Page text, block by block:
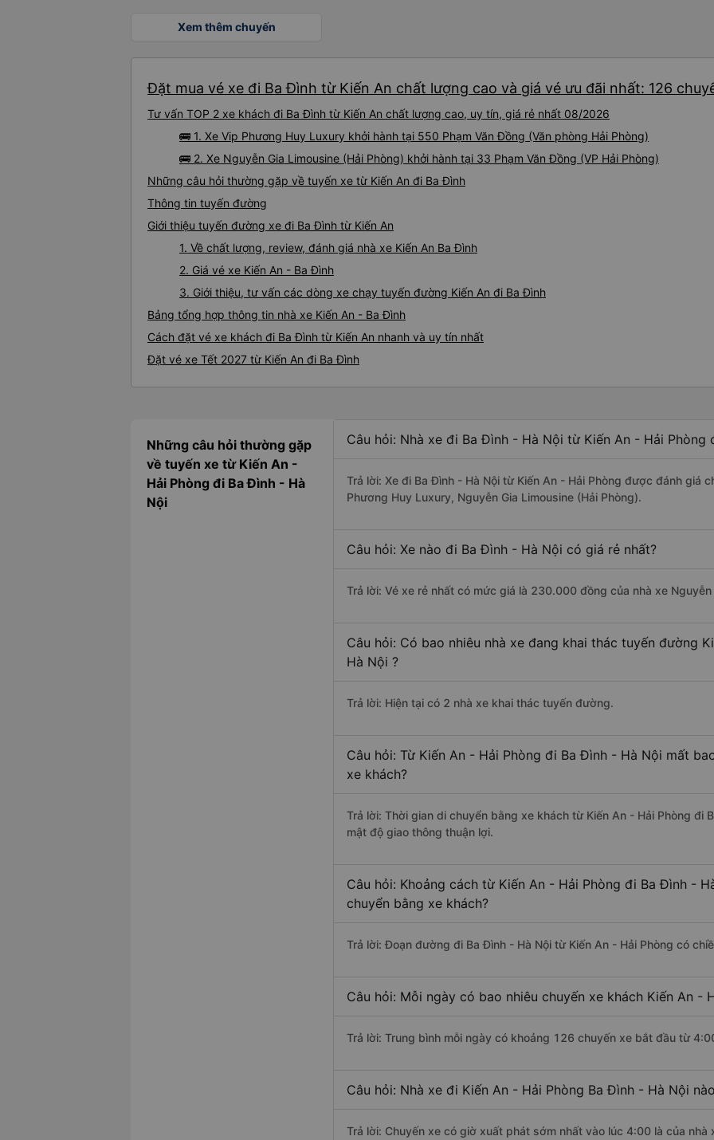
Xem thêm chuyến
Đặt mua vé xe đi Ba Đình từ Kiến An chất lượng cao và giá vé ưu đãi nhất: 126
Tư vấn TOP 2 xe khách đi Ba Đình từ Kiến An chất lượng cao, uy tín, giá rẻ nhất 08/2026
🚌 1. Xe Vip Phương Huy Luxury khởi hành tại 550 Phạm Văn Đồng (Văn phòng Hải Phòng)
🚌 2. Xe Nguyễn Gia Limousine (Hải Phòng) khởi hành tại 33 Phạm Văn Đồng (VP Hải Phòng)
Những câu hỏi thường gặp về tuyến xe từ Kiến An đi Ba Đình
Thông tin tuyến đường
Giới thiệu tuyến đường xe đi Ba Đình từ Kiến An
1. Về chất lượng, review, đánh giá nhà xe Kiến An Ba Đình
2. Giá vé xe Kiến An - Ba Đình
3. Giới thiệu, tư vấn các dòng xe chạy tuyến đường Kiến An đi Ba Đình
Bảng tổng hợp thông tin nhà xe Kiến An - Ba Đình
Cách đặt vé xe khách đi Ba Đình từ Kiến An nhanh và uy tín nhất
Đặt vé xe Tết 2027 từ Kiến An đi Ba Đình
Những câu hỏi thường gặp
về tuyến xe từ Kiến An -
Hải Phòng đi Ba Đình - Hà
Nội
Câu hỏi: Nhà xe đi Ba Đình - Hà Nội từ Kiến An - Hải Phòng
Trả lời: Xe đi Ba Đình - Hà Nội từ Kiến An - Hải Phòng được đánh giá
Phương Huy Luxury, Nguyễn Gia Limousine (Hải Phòng).
Câu hỏi: Xe nào đi Ba Đình - Hà Nội có giá rẻ nhất?
Trả lời: Vé xe rẻ nhất có mức giá là 230.000 đồng của nhà xe Nguyễn
Câu hỏi: Có bao nhiêu nhà xe đang khai thác tuyến đường
Hà Nội ?
Trả lời: Hiện tại có 2 nhà xe khai thác tuyến đường.
Câu hỏi: Từ Kiến An - Hải Phòng đi Ba Đình - Hà Nội mất
xe khách?
Trả lời: Thời gian di chuyển bằng xe khách từ Kiến An - Hải Phòng đi
mật độ giao thông thuận lợi.
Câu hỏi: Khoảng cách từ Kiến An - Hải Phòng đi Ba Đình -
chuyển bằng xe khách?
Trả lời: Đoạn đường đi Ba Đình - Hà Nội từ Kiến An - Hải Phòng có
Câu hỏi: Mỗi ngày có bao nhiêu chuyến xe khách Kiến An -
Trả lời: Trung bình mỗi ngày có khoảng 126 chuyến xe bắt đầu từ
Câu hỏi: Nhà xe đi Kiến An - Hải Phòng Ba Đình - Hà Nội
Trả lời: Chuyến xe có giờ xuất phát sớm nhất vào lúc 4:00 là của nhà